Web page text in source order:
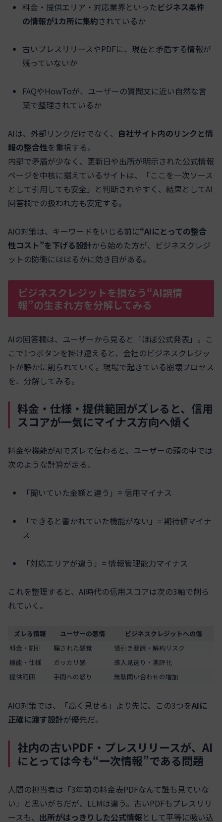
料金・提供エリア・対応業界といった ビジネス条件
の情報が1カ所に集約されているか
古いプレスリリースやPDFに、現在と矛盾する情報が
残っていないか
FAQやHowToが、ユーザーの質問文に近い自然な言
葉で整理されているか
AIは、外部リンクだけでなく、 自社サイト内のリンクと情
報の整合性を重視する。
内部で矛盾が少なく、更新日や出所が明示された公式情報
ページを中核に据えているサイトは、「ここを一次ソース
として引用しても安全」と判断されやすく、結果としてAI
回答欄での扱われ方も安定する。
AIO対策は、キーワードをいじる前に“AIにとっての整合
性コスト”を下げる設計から始めた方が、ビジネスクレジ
ットの防衛にははるかに効き目がある。
ビジネスクレジットを損なう“AI誤情
報”の生まれ方を分解してみる
AIの回答欄は、ユーザーから見ると「ほぼ公式発表」。こ
こで1つボタンを掛け違えると、会社のビジネスクレジッ
トが静かに削られていく。現場で起きている崩壊プロセス
を、分解してみる。
料金・仕様・提供範囲がズレると、信用
スコアが一気にマイナス方向へ傾く
料金や機能がAIでズレて伝わると、ユーザーの頭の中では
次のような計算が走る。
「聞いていた金額と違う」= 信用マイナス
「できると書かれていた機能がない」= 期待値マイナ
ス
「対応エリアが違う」= 情報管理能力マイナス
これを整理すると、AI時代の信用スコアは次の3軸で削ら
れていく。
ズレる情報 ユーザーの感情
ビジネスクレジットへの傷
料金・割引
騙された感覚
値引き要請・解約リスク
機能・仕様
ガッカリ感
導入見送り・悪評化
提供範囲
手間への怒り 無駄問い合わせの増加
AIO対策では、「高く見せる」より先に、この3つをAIに
正確に渡す設計が優先だ。
社内の古いPDF・プレスリリースが、AI
にとっては今も“一次情報”である問題
人間の担当者は「3年前の料金表PDFなんて誰も見ていな
い」と思いがちだが、LLMは違う。古いPDFもプレスリリ
ースも、 出所がはっきりした公式情報として平等に吸い込